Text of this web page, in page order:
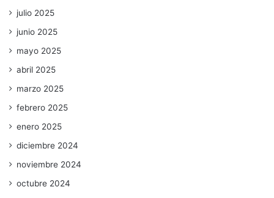
julio 2025
junio 2025
mayo 2025
abril 2025
marzo 2025
febrero 2025
enero 2025
diciembre 2024
noviembre 2024
octubre 2024